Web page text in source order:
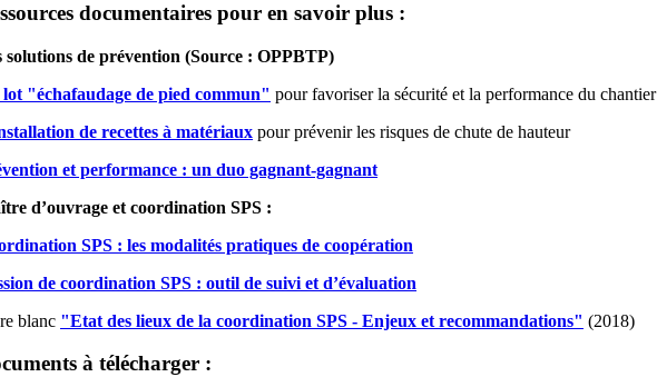
documentaires pour en savoir plus :
solutions de prévention (Source : OPPBTP)
"échafaudage de pied commun" pour favoriser la sécurité et la performance du chantier
de recettes à matériaux pour prévenir les risques de chute de hauteur
et performance : un duo gagnant-gagnant
d’ouvrage et coordination SPS :
SPS : les modalités pratiques de coopération
de coordination SPS : outil de suivi et d’évaluation
blanc "Etat des lieux de la coordination SPS - Enjeux et recommandations" (2018)
à télécharger :